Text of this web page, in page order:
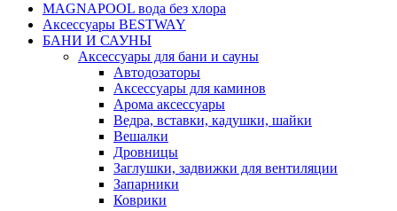
MAGNAPOOL вода без хлора
Аксессуары BESTWAY
БАНИ И САУНЫ
Аксессуары для бани и сауны
Автодозаторы
Аксессуары для каминов
Арома аксессуары
Ведра, вставки, кадушки, шайки
Вешалки
Дровницы
Заглушки, задвижки для вентиляции
Запарники
Коврики